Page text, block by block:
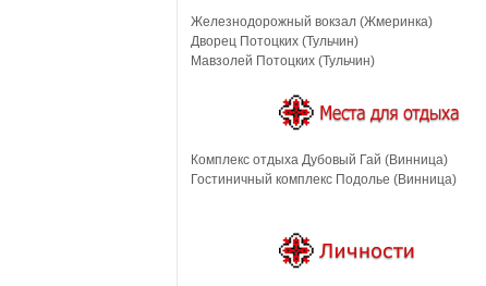
Железнодорожный вокзал (Жмеринка)
Дворец Потоцких (Тульчин)
Мавзолей Потоцких (Тульчин)
Комплекс отдыха Дубовый Гай (Винница)
Гостиничный комплекс Подолье (Винница)